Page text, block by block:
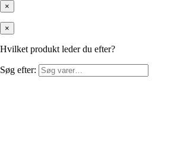
×
×
Hvilket produkt leder du efter?
Søg efter: